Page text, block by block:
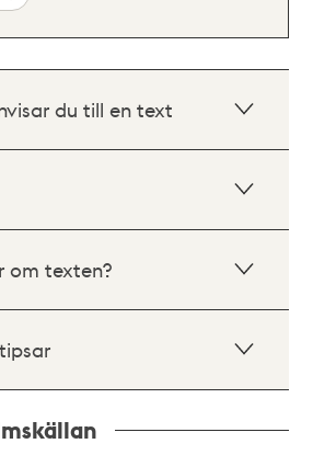
du till en text
om texten?